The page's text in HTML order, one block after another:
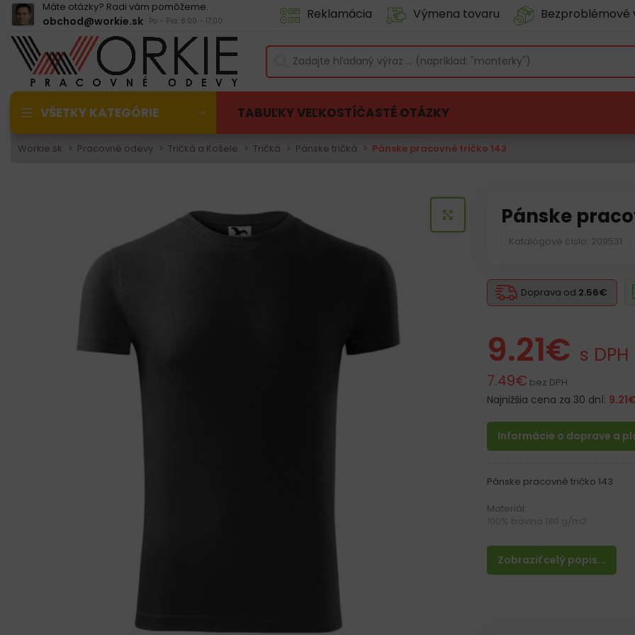
Máte otázky? Radi vám pomôžeme.
obchod@workie.sk Po - Pia: 8:00 - 17:00 Reklamácia Výmena tovaru Bezproblémové
VŠETKY KATEGÓRIE TABUĽKY VEĽKOSTÍČASTÉ OTÁZKY
Workie.sk Pracovné odevy Tričká a Košele Tričká Pánske tričká Pánske pracovné tričko 143
KLIKNITE PRE ZVÄČŠENIE
Pánske
Katalógové číslo: 209531
Doprava od 2.56€
9.21€ s DPH
7.49€ bez DPH
Najnižšia cena za 30 dní: 9.21€
Informácie o doprave a
Zobraziť celý popis...
Pánske pracovné tričko 143
Materiál:
100% bavlna 180 g/m2
Vlastnosti:
– Pánske tričko s krátkym
– Bočné švy